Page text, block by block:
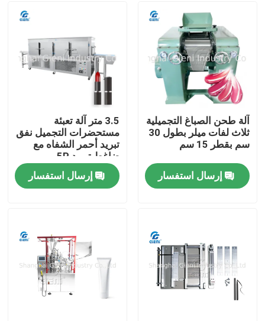
المنزل
المنتجات
حولنا
جولة في المصنع
آلة طحن الصباغ التجميلية
ثلاث لفات ميلر بطول 30
سم بقطر 15 سم
إرسال استفسار
3.5 متر آلة تعبئة
مستحضرات التجميل نفق
تبريد أحمر الشفاه مع
ضاغط تبريد 5P
إرسال استفسار